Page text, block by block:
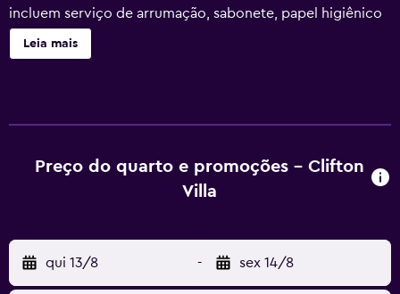
incluem serviço de arrumação, sabonete, papel higiênico
e secador de cabelo.
Leia mais
Preço do quarto e promoções - Clifton
Villa
qui 13/8 - sex 14/8